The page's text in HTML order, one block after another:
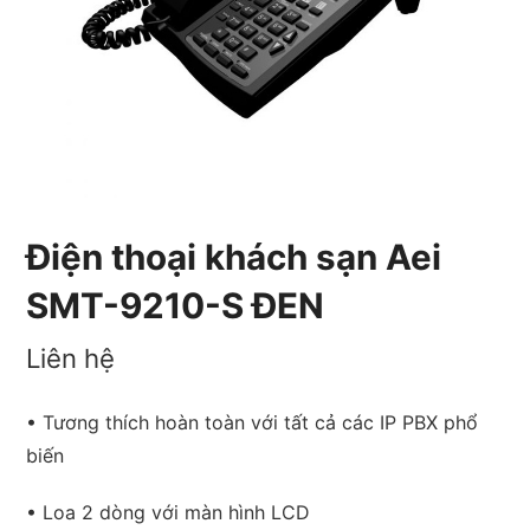
Điện thoại khách sạn Aei
SMT-9210-S ĐEN
Liên hệ
• Tương thích hoàn toàn với tất cả các IP PBX phổ
biến
• Loa 2 dòng với màn hình LCD